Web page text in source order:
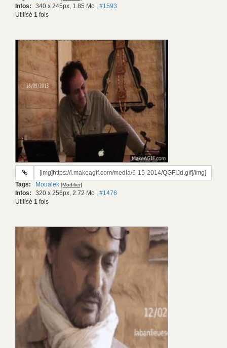
Infos: 340 x 245px, 1.85 Mo , #1593
Utilisé 1 fois
URL
gif:
Tags: Moualek [Modifier]
Infos: 320 x 256px, 2.72 Mo , #1476
Utilisé 1 fois